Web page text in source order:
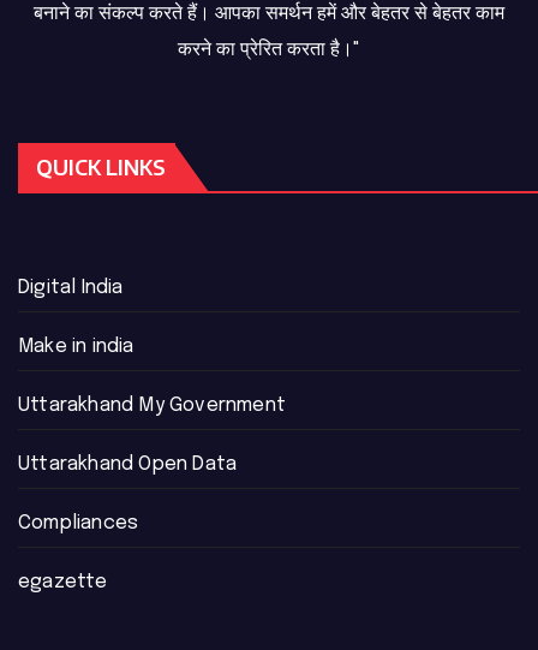
बनाने का संकल्प करते हैं। आपका समर्थन हमें और बेहतर से बेहतर काम
करने का प्रेरित करता है।"
QUICK LINKS
Digital India
Make in india
Uttarakhand My Government
Uttarakhand Open Data
Compliances
egazette